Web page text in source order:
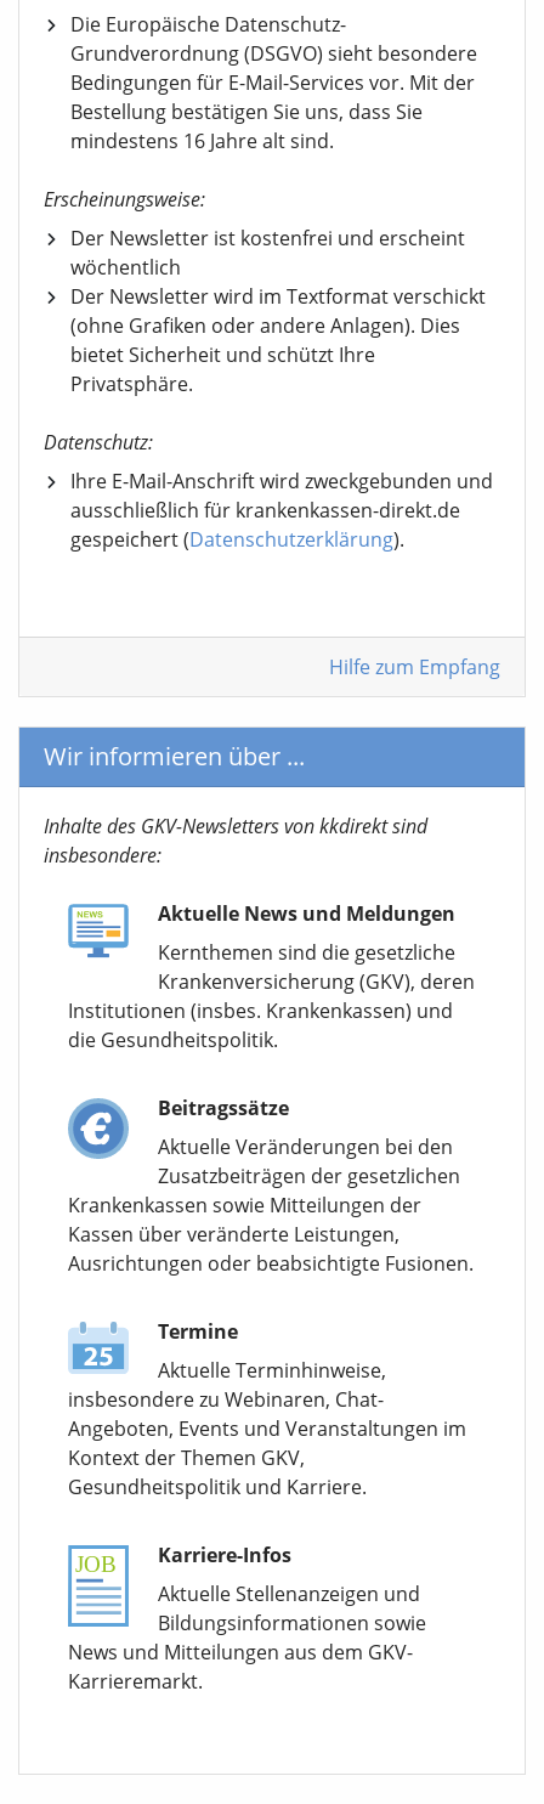
Die Europäische Datenschutz-
Grundverordnung (DSGVO) sieht besondere
Bedingungen für E-Mail-Services vor. Mit der
Bestellung bestätigen Sie uns, dass Sie
mindestens 16 Jahre alt sind.
Erscheinungsweise:
Der Newsletter ist kostenfrei und erscheint
wöchentlich
Der Newsletter wird im Textformat verschickt
(ohne Grafiken oder andere Anlagen). Dies
bietet Sicherheit und schützt Ihre
Privatsphäre.
Datenschutz:
Ihre E-Mail-Anschrift wird zweckgebunden und
ausschließlich für krankenkassen-direkt.de
gespeichert (Datenschutzerklärung).
Hilfe zum Empfang
Wir informieren über ...
Inhalte des GKV-Newsletters von kkdirekt sind
insbesondere:
Aktuelle News und Meldungen
Kernthemen sind die gesetzliche
Krankenversicherung (GKV), deren
Institutionen (insbes. Krankenkassen) und
die Gesundheitspolitik.
Beitragssätze
Aktuelle Veränderungen bei den
Zusatzbeiträgen der gesetzlichen
Krankenkassen sowie Mitteilungen der
Kassen über veränderte Leistungen,
Ausrichtungen oder beabsichtigte Fusionen.
Termine
Aktuelle Terminhinweise,
insbesondere zu Webinaren, Chat-
Angeboten, Events und Veranstaltungen im
Kontext der Themen GKV,
Gesundheitspolitik und Karriere.
Karriere-Infos
Aktuelle Stellenanzeigen und
Bildungsinformationen sowie
News und Mitteilungen aus dem GKV-
Karrieremarkt.